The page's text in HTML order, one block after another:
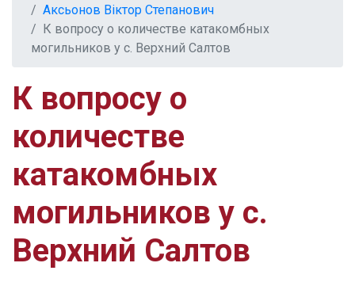
Аксьонов Віктор Степанович
К вопросу о количестве катакомбных
могильников у с. Верхний Салтов
К вопросу о
количестве
катакомбных
могильников у с.
Верхний Салтов